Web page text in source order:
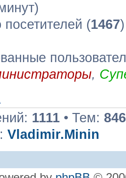
(1467
,
1111 • Тем: 846
Vladimir.Minin